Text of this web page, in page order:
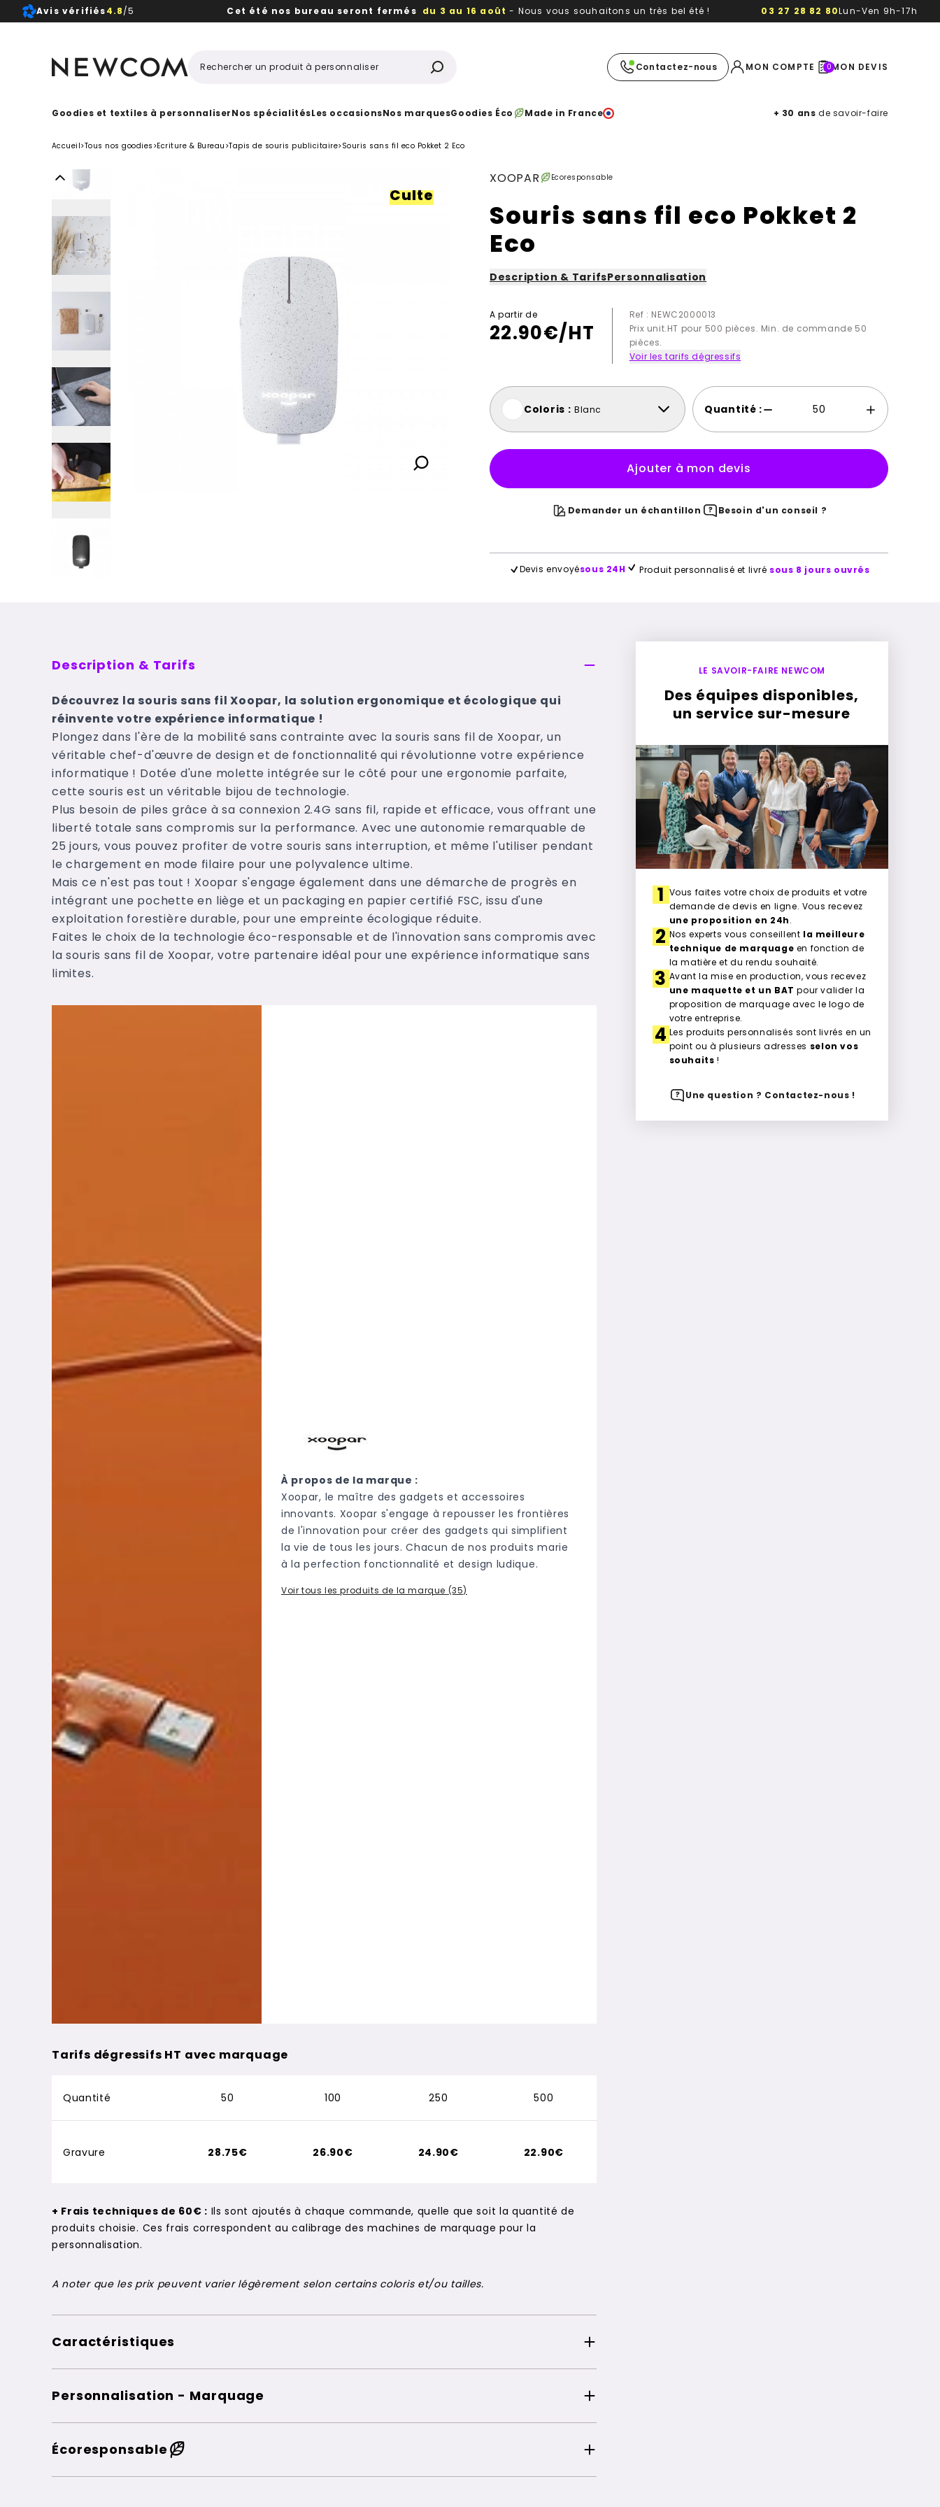
Avis vérifiés4.8/5 Cet été nos bureau seront fermés du 3 au 16 août - Nous vous souhaitons un très bel été !
03 27 28 82 80Lun-Ven 9h-17h
Contactez-nous MON COMPTE 0MON DEVIS
Goodies et textiles à personnaliserNos spécialitésLes occasionsNos marquesGoodies Éco Made in France + 30 ans de savoir-faire
Accueil>Tous nos goodies >Ecriture & Bureau >Tapis de souris publicitaire>Souris sans fil eco Pokket 2 Eco
Culte
XOOPAR Ecoresponsable
Souris sans fil eco Pokket 2
Eco
Description & TarifsPersonnalisation
A partir de
22.90€/HT
Ref : NEWC2000013
Prix unit.HT pour 500 pièces. Min. de commande 50
pièces.
Voir les tarifs dégressifs
Coloris : Blanc Quantité :
Ajouter à mon devis
Demander un échantillon Besoin d'un conseil ?
Devis envoyésous 24H Produit personnalisé et livré sous 8 jours ouvrés
Description & Tarifs
Découvrez la souris sans fil Xoopar, la solution ergonomique et écologique qui
réinvente votre expérience informatique !
Plongez dans l'ère de la mobilité sans contrainte avec la souris sans fil de Xoopar, un
véritable chef-d'œuvre de design et de fonctionnalité qui révolutionne votre expérience
informatique ! Dotée d'une molette intégrée sur le côté pour une ergonomie parfaite,
cette souris est un véritable bijou de technologie.
Plus besoin de piles grâce à sa connexion 2.4G sans fil, rapide et efficace, vous offrant une
liberté totale sans compromis sur la performance. Avec une autonomie remarquable de
25 jours, vous pouvez profiter de votre souris sans interruption, et même l'utiliser pendant
le chargement en mode filaire pour une polyvalence ultime.
Mais ce n'est pas tout ! Xoopar s'engage également dans une démarche de progrès en
intégrant une pochette en liège et un packaging en papier certifié FSC, issu d'une
exploitation forestière durable, pour une empreinte écologique réduite.
Faites le choix de la technologie éco-responsable et de l'innovation sans compromis avec
la souris sans fil de Xoopar, votre partenaire idéal pour une expérience informatique sans
limites.
À propos de la marque :
Xoopar, le maître des gadgets et accessoires
innovants. Xoopar s'engage à repousser les frontières
de l'innovation pour créer des gadgets qui simplifient
la vie de tous les jours. Chacun de nos produits marie
à la perfection fonctionnalité et design ludique.
Voir tous les produits de la marque (35)
Tarifs dégressifs HT avec marquage
Quantité
Gravure
50 100 250 500
28.75€ 26.90€ 24.90€ 22.90€
+ Frais techniques de 60€ : Ils sont ajoutés à chaque commande, quelle que soit la quantité de
produits choisie. Ces frais correspondent au calibrage des machines de marquage pour la
personnalisation.
A noter que les prix peuvent varier légèrement selon certains coloris et/ou tailles.
Caractéristiques
Personnalisation - Marquage
Écoresponsable
LE SAVOIR-FAIRE NEWCOM
Des équipes disponibles,
un service sur-mesure
1 Vous faites votre choix de produits et votre
demande de devis en ligne. Vous recevez
une proposition en 24h.
2 Nos experts vous conseillent la meilleure
technique de marquage en fonction de
la matière et du rendu souhaité.
3 Avant la mise en production, vous recevez
une maquette et un BAT pour valider la
proposition de marquage avec le logo de
votre entreprise.
4 Les produits personnalisés sont livrés en un
point ou à plusieurs adresses selon vos
souhaits !
Une question ? Contactez-nous !